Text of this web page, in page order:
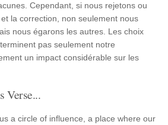
Cependant, si nous rejetons ou
la correction, non seulement nous
nous égarons les autres. Les choix
pas seulement notre
un impact considérable sur les
Verse...
a circle of influence, a place where our